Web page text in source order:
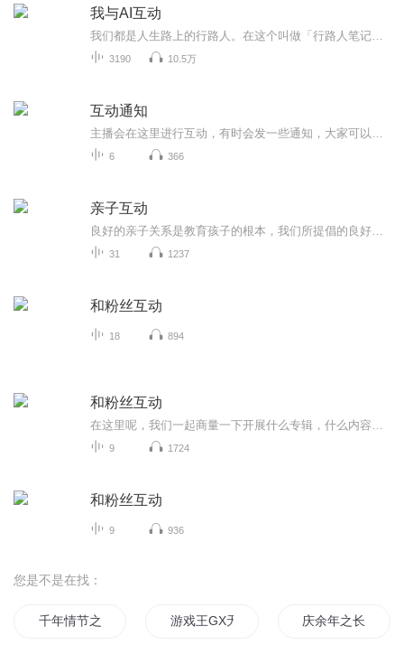
我与AI互动
3190 10.5万
互动通知
6 366
亲子互动
31 1237
和粉丝互动
18 894
和粉丝互动
9 1724
和粉丝互动
9 936
您是不是在找：
千年情节之三生三世 游戏王GX无节操大会 庆余年之长歌行